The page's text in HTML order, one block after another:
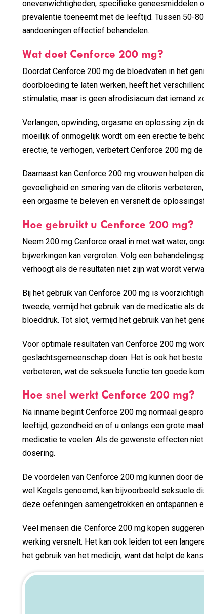
onevenwichtigheden, specifieke geneesmiddelen
prevalentie toeneemt met de leeftijd. Tussen 50-
aandoeningen effectief behandelen.
Wat doet Cenforce 200 mg?
Doordat Cenforce 200 mg de bloedvaten in het
doorbloeding te laten werken, heeft het
stimulatie, maar is geen afrodisiacum dat iemand
Verlangen, opwinding, orgasme en oplossing zijn
moeilijk of onmogelijk wordt om een erectie te
erectie, te verhogen, verbetert Cenforce 200 mg
Daarnaast kan Cenforce 200 mg vrouwen helpen
gevoeligheid en smering van de clitoris
een orgasme te beleven en versnelt de
Hoe gebruikt u Cenforce 200 mg?
Neem 200 mg Cenforce oraal in met wat water,
bijwerkingen kan vergroten. Volg een
verhoogt als de resultaten niet zijn wat wordt
Bij het gebruik van Cenforce 200 mg is
tweede, vermijd het gebruik van de medicatie als
bloeddruk. Tot slot, vermijd het gebruik van het
Voor optimale resultaten van Cenforce 200 mg
geslachtsgemeenschap doen. Het is ook het
verbeteren, wat de seksuele functie ten goede
Hoe snel werkt Cenforce 200 mg?
Na inname begint Cenforce 200 mg normaal
leeftijd, gezondheid en of u onlangs een grote
medicatie te voelen. Als de gewenste effecten
dosering.
De voordelen van Cenforce 200 mg kunnen door
wel Kegels genoemd, kan bijvoorbeeld seksuele
deze oefeningen samengetrokken en
Veel mensen die Cenforce 200 mg kopen
werking versnelt. Het kan ook leiden tot een
het gebruik van het medicijn, want dat helpt de